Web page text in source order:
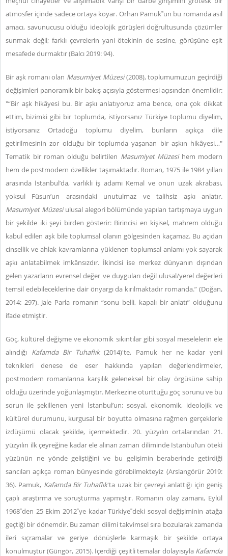
atmosfer içinde sadece ortaya koyar. Orhan Pamuk‟un bu romanda asıl
amacı, savunucusu olduğu ideolojik görüşleri doğrultusunda çözümler
sunmak değil; farklı çevrelerin yani ötekinin de sesine, görüşüne eşit
mesafede durmaktır (Balcı 2019: 94).
Bir aşk romanı olan Masumiyet Müzesi(2008), toplumumuzun geçirdiği
değişimleri panoramik bir bakış açısıyla göstermesi açısından önemlidir:
"“Bir aşk hikâyesi bu. Bir aşkı anlatıyoruz ama bence, ona çok dikkat
ettim, bizimki gibi bir toplumda, istiyorsanız Türkiye toplumu diyelim,
istiyorsanız Ortadoğu toplumu diyelim, bunların açıkça dile
getirilmesinin zor olduğu bir toplumda yaşanan bir aşkın hikâyesi…"
Tematik bir roman olduğu belirtilen Masumiyet Müzesihem modern
hem de postmodern özellikler taşımaktadır. Roman, 1975 ile 1984 yılları
arasında İstanbul’da, varlıklı iş adamı Kemal ve onun uzak akrabası,
yoksul Füsun’un arasındaki unutulmaz ve talihsiz aşkı anlatır.
Masumiyet Müzesiulusal alegori bölümünde yapılan tartışmaya uygun
bir şekilde iki şeyi birden gösterir: Birincisi en kişisel, mahrem olduğu
kabul edilen aşk bile toplumsal olanın gölgesinden kaçamaz. Bu açıdan
cinsellik ve ahlak kavramlarına yüklenen toplumsal anlamı yok sayarak
aşkı anlatabilmek imkânsızdır. İkincisi ise merkez dünyanın dışından
gelen yazarların evrensel değer ve duyguları değil ulusal/yerel değerleri
temsil edebileceklerine dair önyargı da kırılmaktadır romanda.” (Doğan,
2014: 297). Jale Parla romanın “sonu belli, kapalı bir anlatı” olduğunu
ifade etmiştir.
Göç, kültürel değişme ve ekonomik sıkıntılar gibi sosyal meselelerin ele
alındığı Kafamda Bir Tuhaflık(2014)'te, Pamuk her ne kadar yeni
teknikleri denese de eser hakkında yapılan değerlendirmeler,
postmodern romanlarına karşılık geleneksel bir olay örgüsüne sahip
olduğu üzerinde yoğunlaşmıştır. Merkezine oturttuğu göç sorunu ve bu
sorun ile şekillenen yeni İstanbul’un; sosyal, ekonomik, ideolojik ve
kültürel durumunu, kurgusal bir boyutta olmasına rağmen gerçeklerle
izdüşümü olacak şekilde, içermektedir. 20. yüzyılın ortalarından 21.
yüzyılın ilk çeyreğine kadar ele alınan zaman diliminde İstanbul’un öteki
yüzünün ne yönde geliştiğini ve bu gelişimin beraberinde getirdiği
sancıları açıkça roman bünyesinde görebilmekteyiz (Arslangörür 2019:
36). Pamuk, Kafamda Bir Tuhaflık'ta uzak bir çevreyi anlattığı için geniş
çaplı araştırma ve soruşturma yapmıştır. Romanın olay zamanı, Eylül
1968‟den 25 Ekim 2012‟ye kadar Türkiye‟deki sosyal değişiminin atağa
geçtiği bir dönemdir. Bu zaman dilimi takvimsel sıra bozularak zamanda
ileri sıçramalar ve geriye dönüşlerle karmaşık bir şekilde ortaya
konulmuştur (Güngör, 2015). İçerdiği çeşitli temalar dolayısıyla Kafamda